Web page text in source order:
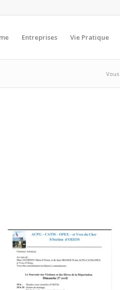
Entreprises Vie Pratique